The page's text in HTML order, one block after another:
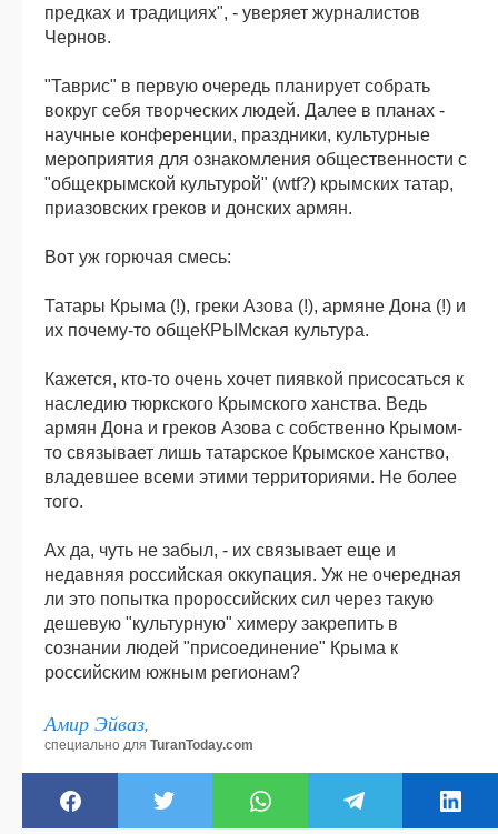
предках и традициях", - уверяет журналистов
Чернов.
"Таврис" в первую очередь планирует собрать
вокруг себя творческих людей. Далее в планах -
научные конференции, праздники, культурные
мероприятия для ознакомления общественности с
"общекрымской культурой" (wtf?) крымских татар,
приазовских греков и донских армян.
Вот уж горючая смесь:
Татары Крыма (!), греки Азова (!), армяне Дона (!) и
их почему-то общеКРЫМская культура.
Кажется, кто-то очень хочет пиявкой присосаться к
наследию тюркского Крымского ханства. Ведь
армян Дона и греков Азова с собственно Крымом-
то связывает лишь татарское Крымское ханство,
владевшее всеми этими территориями. Не более
того.
Ах да, чуть не забыл, - их связывает еще и
недавняя российская оккупация. Уж не очередная
ли это попытка пророссийских сил через такую
дешевую "культурную" химеру закрепить в
сознании людей "присоединение" Крыма к
российским южным регионам?
Амир Эйваз,
специально для TuranToday.com